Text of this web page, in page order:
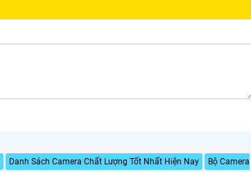
Danh Sách Camera Chất Lượng Tốt Nhất Hiện Nay
Bộ Camera